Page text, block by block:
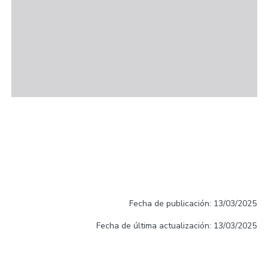
Fecha de publicación: 13/03/2025
Fecha de última actualización: 13/03/2025